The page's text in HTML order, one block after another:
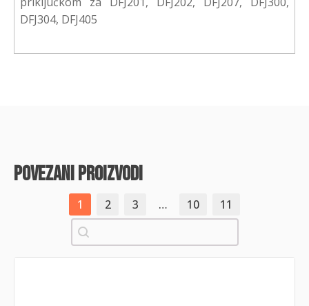
DFJ304, DFJ405
povezani proizvodi
1 2 3 … 10
11
Pretraži